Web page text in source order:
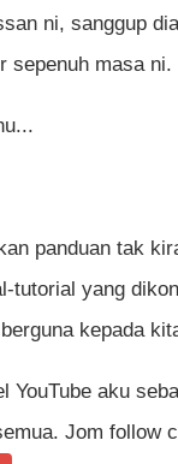
ni, sanggup
sepenuh masa ni.
panduan tak
tutorial yang
kepada
aku
Jom follow